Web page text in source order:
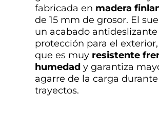
fabricada en madera
de 15 mm de grosor. El
un acabado antideslizante
protección para el
que es muy resistente
humedad y garantiza
agarre de la carga
trayectos.